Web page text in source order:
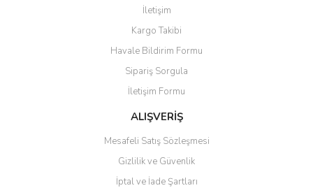
Ürün resmi kalitesiz, bozuk veya görüntülenemiyor.
Ürün açıklamasında eksik bilgiler bulunuyor.
Ürün bilgilerinde hatalar bulunuyor.
Ürün fiyatı diğer sitelerden daha pahalı.
Bu ürüne benzer farklı alternatifler olmalı.
İletişim
Kargo Takibi
Havale Bildirim Formu
Sipariş Sorgula
İletişim Formu
ALIŞVERİŞ
Mesafeli Satış Sözleşmesi
Gizlilik ve Güvenlik
İptal ve İade Şartları